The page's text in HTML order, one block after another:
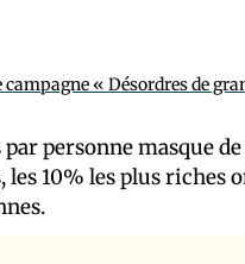
campagne « Désordres de
par personne masque
les 10% les plus